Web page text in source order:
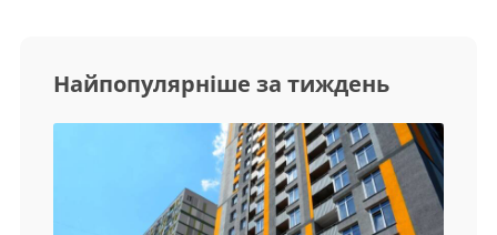
Найпопулярніше за тиждень